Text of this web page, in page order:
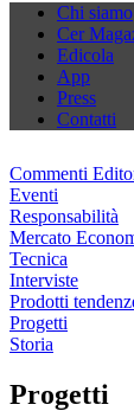
Chi siamo
Cer
Edicola
App
Press
Contatti
Commenti
Eventi
Responsabilità
Mercato
Tecnica
Interviste
Prodotti
Progetti
Storia
Progetti